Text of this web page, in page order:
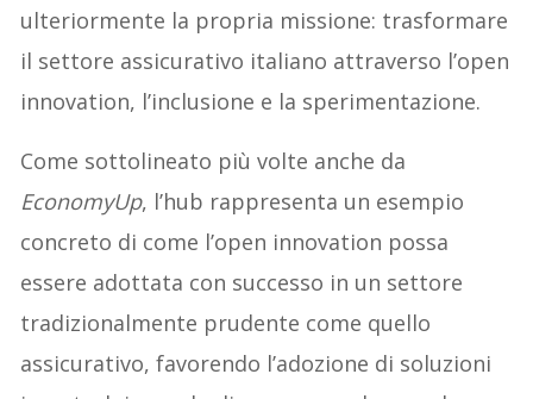
ulteriormente la propria missione: trasformare
il settore assicurativo italiano attraverso l’open
innovation, l’inclusione e la sperimentazione.
Come sottolineato più volte anche da
EconomyUp, l’hub rappresenta un esempio
concreto di come l’open innovation possa
essere adottata con successo in un settore
tradizionalmente prudente come quello
assicurativo, favorendo l’adozione di soluzioni